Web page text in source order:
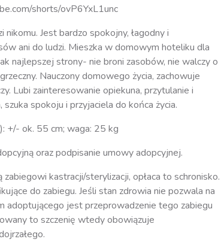
shorts/ovP6YxL1unc
Jest bardzo spokojny, łagodny i
ani do ludzi. Mieszka w domowym hoteliku dla
najlepszej strony- nie broni zasobów, nie walczy o
Nauczony domowego życia, zachowuje
Lubi zainteresowanie opiekuna, przytulanie i
spokoju i przyjaciela do końca życia.
+/- ok. 55 cm; waga: 25 kg
oraz podpisanie umowy adopcyjnej.
kastracji/sterylizacji, opłaca to schronisko.
do zabiegu. Jeśli stan zdrowia nie pozwala na
adoptującego jest przeprowadzenie tego zabiegu
to szczenię wtedy obowiązuje